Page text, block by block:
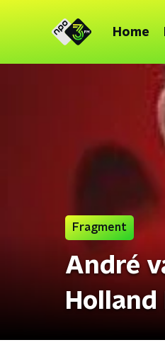
Home
Fragment
André